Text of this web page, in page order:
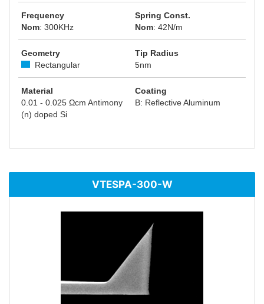
Frequency
Nom: 300KHz
Spring Const.
Nom: 42N/m
Geometry
Rectangular
Tip Radius
5nm
Material
0.01 - 0.025 Ωcm Antimony
(n) doped Si
Coating
B: Reflective Aluminum
VTESPA-300-W